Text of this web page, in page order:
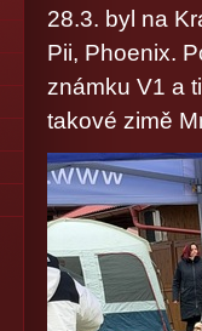
28.3. byl na
Pii, Phoenix.
známku V1 a
takové zimě